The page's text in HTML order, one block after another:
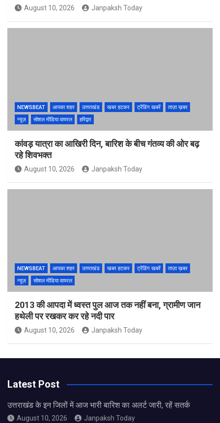
August 10, 2026 Janpaksh Today
NEWSBEAT आपका शहर उत्तराखंड खबर हटकर ट्रेंडिंग खबरें
ताज़ा ख़बर
न्यूज़
सोशल मीडिया वायरल हरिद्वार
कांवड़ यात्रा का आखिरी दिन, बारिश के बीच गंतव्य की ओर बढ़
रहे शिवभक्त
August 10, 2026 Janpaksh Today
NEWSBEAT आपका शहर उत्तराखंड खबर हटकर ट्रेंडिंग खबरें
ताज़ा ख़बर
न्यूज़
सोशल मीडिया वायरल
2013 की आपदा में ध्वस्त पुल आज तक नहीं बना, ग्रामीण जान
हथेली पर रखकर कर रहे नदी पार
August 10, 2026 Janpaksh Today
Latest Post
उत्तराखंड के इन जिलों में आज भारी बारिश का अलर्ट जारी, रहें सतर्क
August 10, 2026 Janpaksh Today